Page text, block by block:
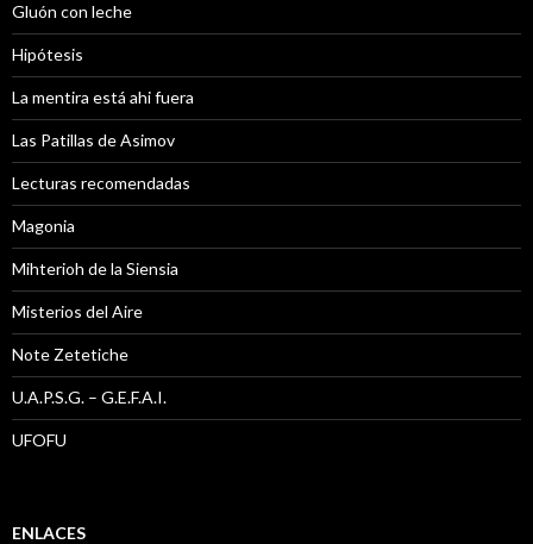
Gluón con leche
Hipótesis
La mentira está ahi fuera
Las Patillas de Asimov
Lecturas recomendadas
Magonia
Mihterioh de la Siensia
Misterios del Aire
Note Zetetiche
U.A.P.S.G. – G.E.F.A.I.
UFOFU
ENLACES